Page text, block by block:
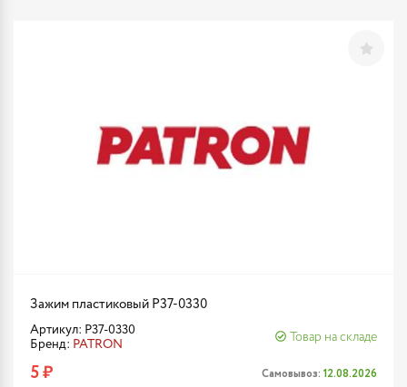
Зажим пластиковый P37-0330
Артикул: P37-0330
Бренд: PATRON
Товар на складе
5 ₽ Самовывоз: 12.08.2026